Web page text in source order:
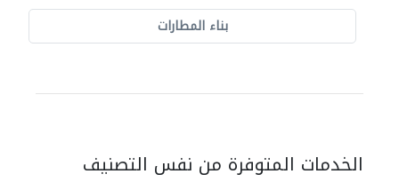
بناء المطارات
الخدمات المتوفرة من نفس التصنيف